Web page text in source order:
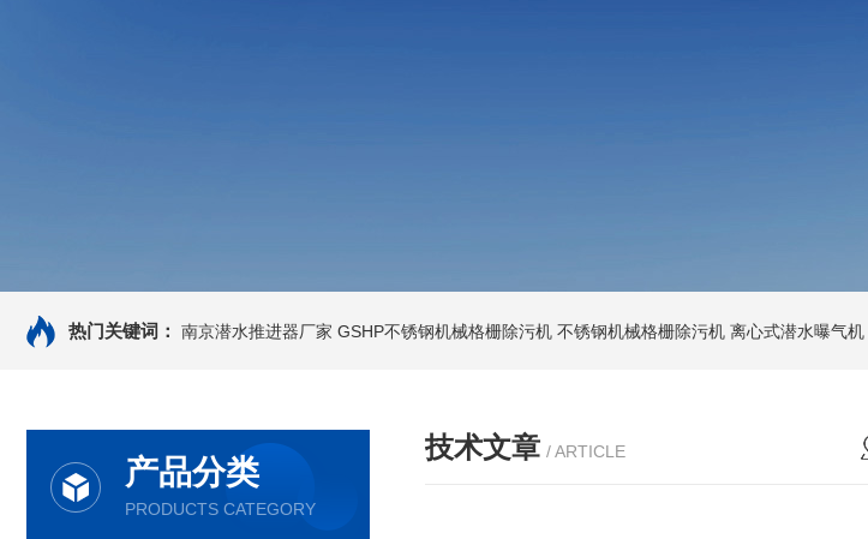
热门关键词： 南京潜水推进器厂家 GSHP不锈钢机械格栅除污机 不锈钢机械格栅除污机 离心式潜水曝气机
产品分类
PRODUCTS CATEGORY
技术文章 / ARTICLE